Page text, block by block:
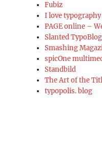
Fubiz
I love typography
PAGE online –
Slanted TypoBlog
Smashing
spicOne
Standbild
The Art of the
typopolis. blog